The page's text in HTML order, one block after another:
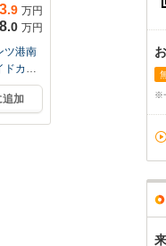
.9 万円
.0 万円
ツ港南
ドカー
加
※